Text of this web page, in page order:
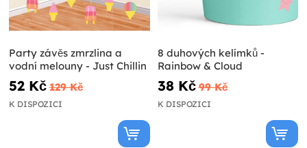
Party závěs zmrzlina a
vodní melouny - Just Chillin
52 Kč 129 Kč
K DISPOZICI
8 duhových kelímků -
Rainbow & Cloud
38 Kč 99 Kč
K DISPOZICI